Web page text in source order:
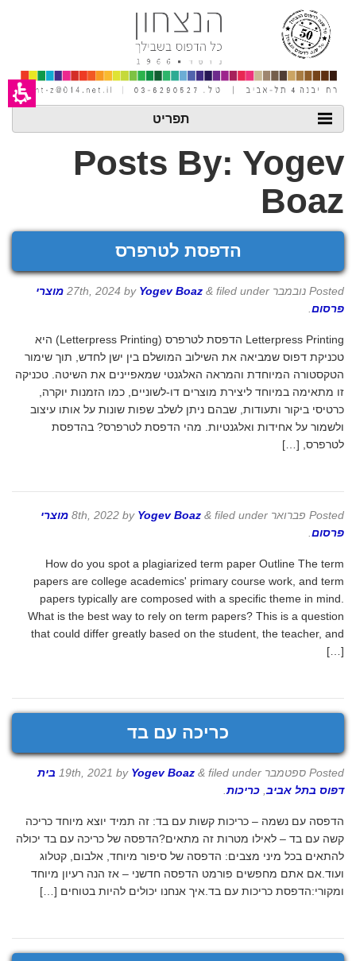
אינטרנט,
אנטר
לאזור
תוכן
תפריט
Posts By: Yogev
Boaz
הדפסת לטרפרס
Posted נובמבר 27th, 2024 by Yogev Boaz & filed under
מוצרי
פרסום
Letterpress Printing הדפסת לטרפרס (Letterpress Printing) היא
טכניקת דפוס שמביאה את השילוב המושלם בין ישן לחדש, תוך שימור
הטקסטורה המיוחדת והמראה האלגנטי שמאפיינים את השיטה. טכניקה
זו מתאימה במיוחד ליצירת מוצרים דו-לשוניים, כמו הזמנות יוקרה,
כרטיסי ביקור ותעודות, שבהם ניתן לשלב שפות שונות על אותו עיצוב
ולשמור על אחידות ואלגנטיות. מהי הדפסת לטרפרס? בהדפסת
לטרפרס, […]
Posted פברואר 8th, 2022 by Yogev Boaz & filed under
מוצרי
פרסום
How do you spot a plagiarized term paper Outline The term
papers are college academics' primary course work, and term
papers typically are composed with a specific theme in mind.
What is the best way to rely on term papers? This is a question
that could differ greatly based on the student, the teacher, and
[…]
כריכה עם בד
Posted ספטמבר 19th, 2021 by Yogev Boaz & filed under
בית
דפוס בתל אביב כריכות
הדפסה עם נשמה – כריכות קשות עם בד: זה תמיד יוצא מיוחד כריכה
קשה עם בד – לאילו מטרות זה מתאים?הדפסה של כריכה עם בד יכולה
להתאים בכל מיני מצבים: הדפסה של סיפור מיוחד, אלבום, קטלוג
ועוד.אם אתם מחפשים פורמט הדפסה חדשני – אז הנה רעיון מיוחד
ומקורי:הדפסת כריכות עם בד.איך אנחנו יכולים להיות בטוחים […]